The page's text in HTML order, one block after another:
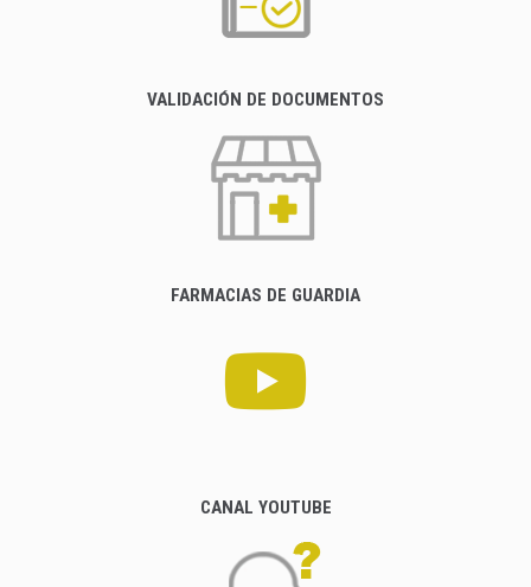
VALIDACIÓN DE DOCUMENTOS
FARMACIAS DE GUARDIA
CANAL YOUTUBE